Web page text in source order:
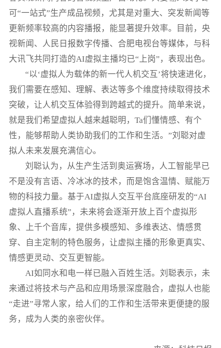
可“一站式”生产成品视频，尤其是对重大、突发新闻等
更新频率较高的内容播报，能显著提升效率。目前，央
视新闻、人民日报数字传播、合肥电视台等媒体，与科
大讯飞共同打造的AI虚拟主播均已“上岗”，表现出色。
“以‘虚拟人为载体的新一代人机交互’将快速进化，
我们需要在感知、理解、表达等多个维度持续取得技术
突破，让人机交互体验得到跨越式的提升。简单来说，
就是我们希望虚拟人越来越聪明，Ta们懂情感、有个
性，能够帮助人类协助我们的工作和生活。”刘聪对虚
拟人未来发展充满信心。
刘聪认为，从生产生活到奥运赛场，人工智能早已
不是没有言语、冷冰冰的技术，而是饱含温情、赋能万
物的科技力量。基于AI虚拟人交互平台底座研发的“AI
虚拟人直播系统”，未来将会逐渐开放上百个虚拟形
象、上千个音库，提供多模感知、多维表达、情感贯
穿、自主定制的特色服务，让虚拟主播的形象更真实、
情感更灵动、交互更智能。
AI如同水和电一样已融入百姓生活。刘聪表示，未
来通过将技术与产品和应用场景深度融合，虚拟人也能
“走进”寻常人家，给人们的工作和生活带来更便捷的服
务，成为人类的亲密伙伴。